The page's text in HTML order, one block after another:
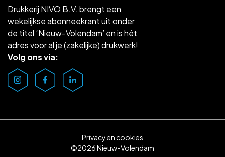
Drukkerij NIVO B.V. brengt een
wekelijkse abonneekrant uit onder
de titel ‘Nieuw-Volendam’ en is hét
adres voor al je (zakelijke) drukwerk!
Volg ons via:
Privacy en cookies
©2026 Nieuw-Volendam